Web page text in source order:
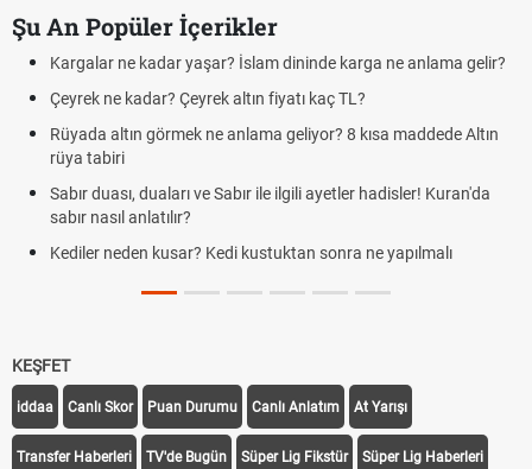
Şu An Popüler İçerikler
Kargalar ne kadar yaşar? İslam dininde karga ne anlama gelir?
Çeyrek ne kadar? Çeyrek altın fiyatı kaç TL?
Rüyada altın görmek ne anlama geliyor? 8 kısa maddede Altın
rüya tabiri
Sabır duası, duaları ve Sabır ile ilgili ayetler hadisler! Kuran'da
sabır nasıl anlatılır?
Kediler neden kusar? Kedi kustuktan sonra ne yapılmalı
KEŞFET
iddaa Canlı Skor Puan Durumu Canlı Anlatım At Yarışı
Transfer Haberleri TV'de Bugün Süper Lig Fikstür Süper Lig Haberleri